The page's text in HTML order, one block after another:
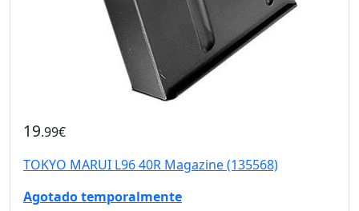
19.99€
TOKYO MARUI L96 40R Magazine (135568)
Agotado temporalmente